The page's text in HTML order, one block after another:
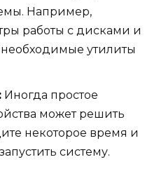
Например,
работы с дисками и
необходимые утилиты
Иногда простое
может решить
некоторое время и
систему.